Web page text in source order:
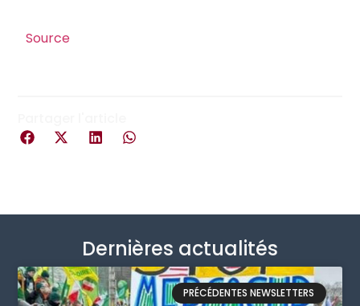
Source
Dernières actualités
PRÉCÉDENTES NEWSLETTERS